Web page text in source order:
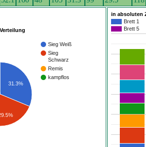
Sieg Weiß
Sieg
Schwarz
Remis
kampflos
31.3%
in absoluten
Brett 1
Brett 5